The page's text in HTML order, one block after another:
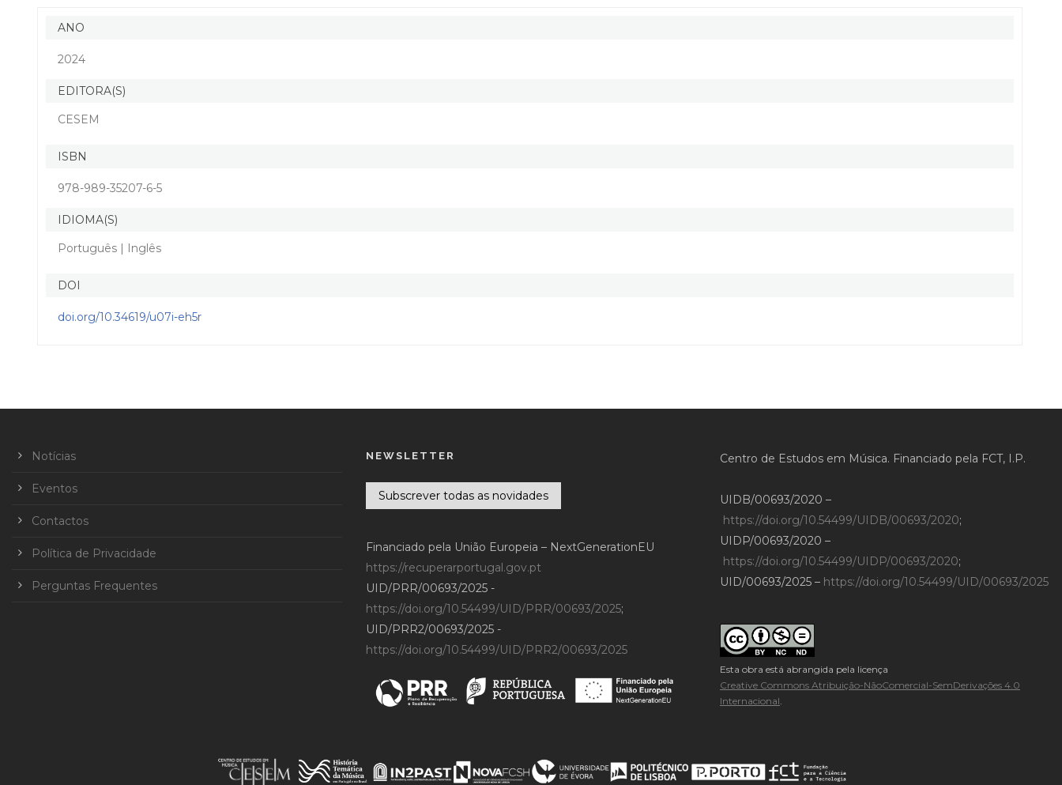
ANO
2024
EDITORA(S)
CESEM
ISBN
978-989-35207-6-5
IDIOMA(S)
Português | Inglês
DOI
doi.org/10.34619/u07i-eh5r
Notícias
Eventos
Contactos
Política de Privacidade
Perguntas Frequentes
NEWSLETTER
Subscrever todas as novidades
Financiado pela União Europeia – NextGenerationEU
https://recuperarportugal.gov.pt
UID/PRR/00693/2025 -
https://doi.org/10.54499/UID/PRR/00693/2025;
UID/PRR2/00693/2025 -
https://doi.org/10.54499/UID/PRR2/00693/2025
Centro de Estudos em Música. Financiado pela FCT, I.P.
UIDB/00693/2020 –
https://doi.org/10.54499/UIDB/00693/2020;
UIDP/00693/2020 –
https://doi.org/10.54499/UIDP/00693/2020;
UID/00693/2025 – https://doi.org/10.54499/UID/00693/2025
Esta obra está abrangida pela licença
Creative Commons Atribuição-NãoComercial-SemDerivações 4.0
Internacional.